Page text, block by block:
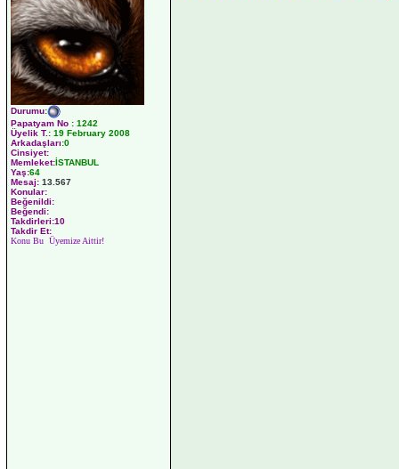
Durumu:
Papatyam No : 1242
Üyelik T.: 19 February 2008
Arkadaşları:0
Cinsiyet:
Memleket:İSTANBUL
Yaş:64
Mesaj: 13.567
Konular:
Beğenildi:
Beğendi:
Takdirleri:10
Takdir Et:
Konu Bu Üyemize Aittir!